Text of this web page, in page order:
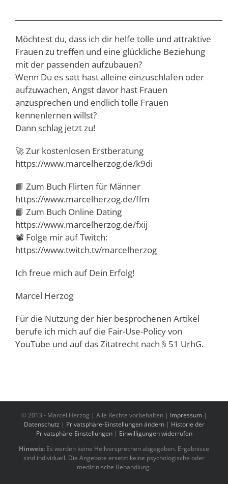
Möchtest du, dass ich dir helfe tolle und attraktive
Frauen zu treffen und eine glückliche Beziehung
mit der passenden aufzubauen?
Wenn Du es satt hast alleine einzuschlafen oder
aufzuwachen, Angst davor hast Frauen
anzusprechen und endlich tolle Frauen
kennenlernen willst?
Dann schlag jetzt zu!
🚀 Zur kostenlosen Erstberatung
https://www.marcelherzog.de/k9di
📙 Zum Buch Flirten für Männer
https://www.marcelherzog.de/ffm
📙 Zum Buch Online Dating
https://www.marcelherzog.de/fxij
📽️ Folge mir auf Twitch:
https://www.twitch.tv/marcelherzog
Ich freue mich auf Dein Erfolg!
Marcel Herzog
Für die Nutzung der hier besprochenen Artikel
berufe ich mich auf die Fair-Use-Policy von
YouTube und auf das Zitatrecht nach § 51 UrhG.
© 2013 - Marcel Herzog | Alle Rechte vorbehalten | Impressum |
Datenschutz | Privatsphäre-Einstellungen ändern| Historie der
Privatsphäre-Einstellungen| Einwilligungen widerrufen
Hinweis: Es werden keine Heilversprechen abgegeben. Ergebnisse
sind individuell. Die Angebote ersetzt keine psychologische oder
medizinische Behandlung.